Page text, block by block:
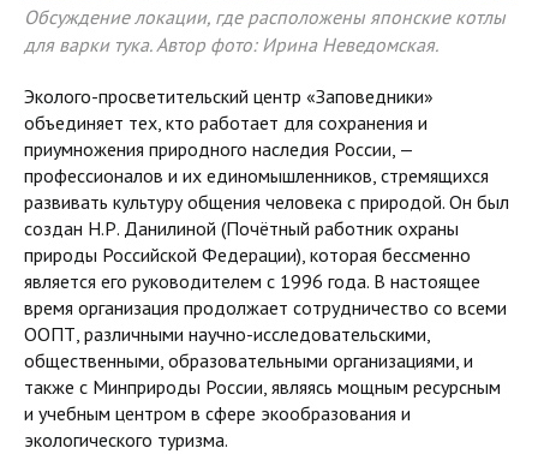
Обсуждение локации, где расположены японские котлы
для варки тука. Автор фото: Ирина Неведомская.
Эколого-просветительский центр «Заповедники»
объединяет тех, кто работает для сохранения и
приумножения природного наследия России, —
профессионалов и их единомышленников, стремящихся
развивать культуру общения человека с природой. Он был
создан Н.Р. Данилиной (Почётный работник охраны
природы Российской Федерации), которая бессменно
является его руководителем с 1996 года. В настоящее
время организация продолжает сотрудничество со всеми
ООПТ, различными научно-исследовательскими,
общественными, образовательными организациями, и
также с Минприроды России, являясь мощным ресурсным
и учебным центром в сфере экообразования и
экологического туризма.